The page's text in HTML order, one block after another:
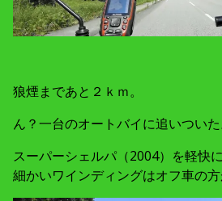
狼煙まであと２ｋｍ。
ん？一台のオートバイに追いついた
スーパーシェルパ（2004）を軽快
細かいワインディングはオフ車の